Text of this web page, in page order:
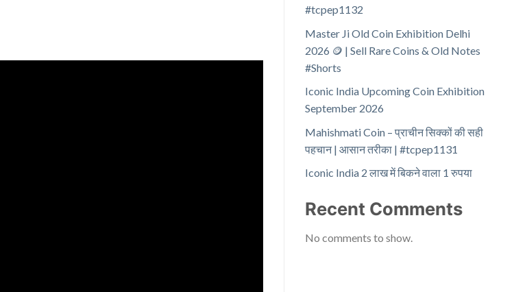
#tcpep1132
Master Ji Old Coin Exhibition Delhi
2026 🪙 | Sell Rare Coins & Old Notes
#Shorts
Iconic India Upcoming Coin Exhibition
September 2026
Mahishmati Coin – प्राचीन सिक्कों की सही
पहचान | आसान तरीका | #tcpep1131
Iconic India 2 लाख में बिकने वाला 1 रुपया
Recent Comments
No comments to show.